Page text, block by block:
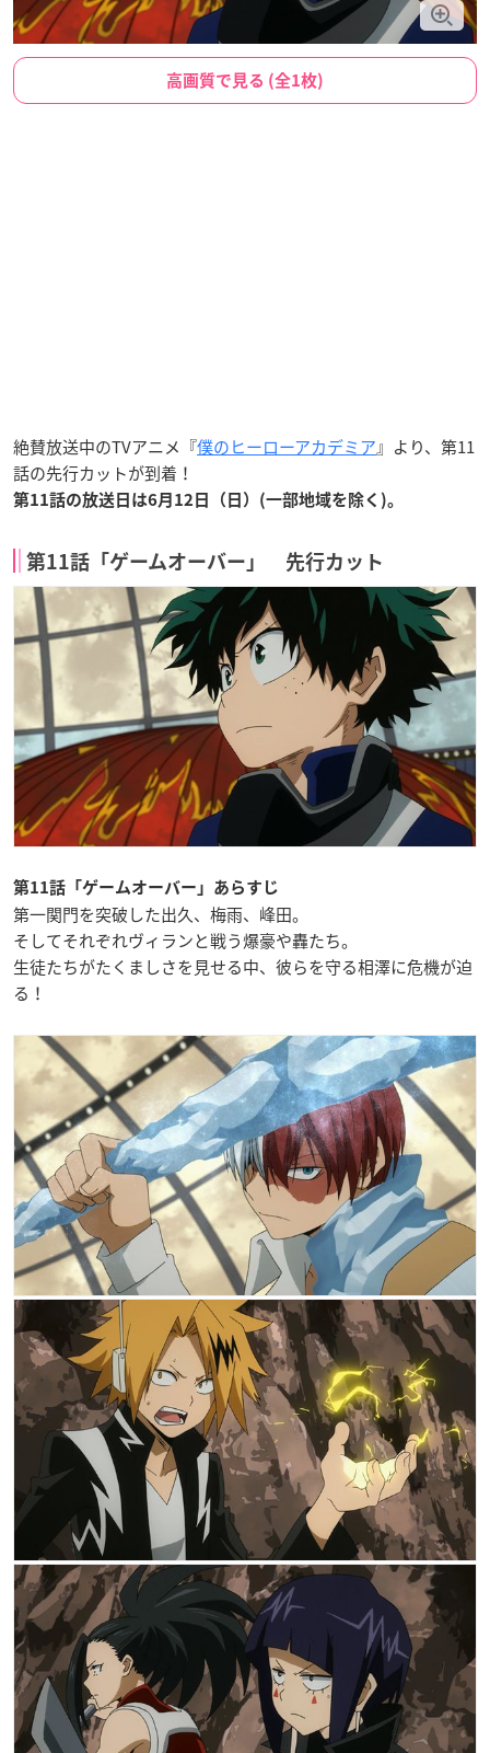
高画質で見る (全1枚)
絶賛放送中のTVアニメ『僕のヒーローアカデミア』より、第11
話の先行カットが到着！
第11話の放送日は6月12日（日）(一部地域を除く)。
第11話「ゲームオーバー」 先行カット
第11話「ゲームオーバー」あらすじ
第一関門を突破した出久、梅雨、峰田。
そしてそれぞれヴィランと戦う爆豪や轟たち。
生徒たちがたくましさを見せる中、彼らを守る相澤に危機が迫
る！